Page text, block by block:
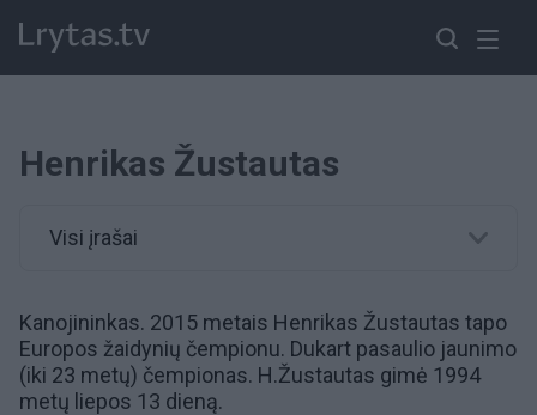
Henrikas Žustautas
Visi įrašai
Kanojininkas. 2015 metais Henrikas Žustautas tapo
Europos žaidynių čempionu. Dukart pasaulio jaunimo
(iki 23 metų) čempionas. H.Žustautas gimė 1994
metų liepos 13 dieną.